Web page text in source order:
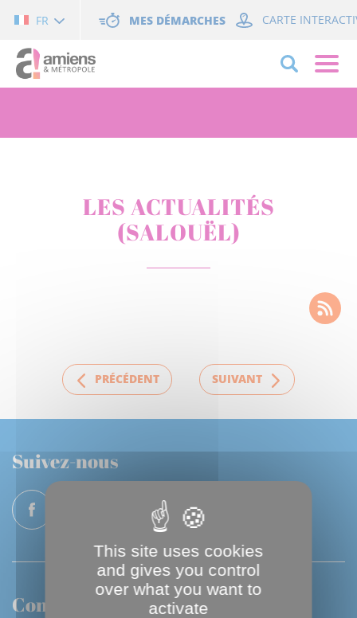
FR MES DÉMARCHES CARTE
LES ACTUALITÉS
(SALOUËL)
PRÉCÉDENT SUIVANT
Suivez-nous
Contactez-nous
This site uses cookies
and gives you control
over what you want to
activate